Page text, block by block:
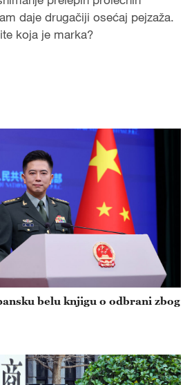
daje drugačiji osećaj pejzaža.
koja je marka?
belu knjigu o odbrani zbog